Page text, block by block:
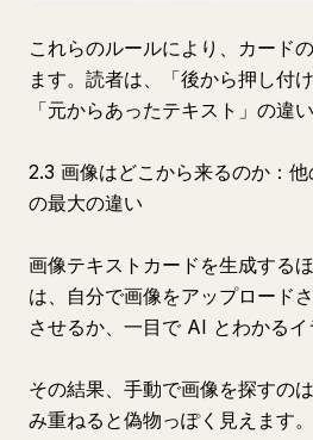
これらのルールにより、カード
ます。読者は、「後から押し付
「元からあったテキスト」の違
2.3 画像はどこから来るのか：
の最大の違い
画像テキストカードを生成する
は、自分で画像をアップロード
させるか、一目で AI とわかるイ
その結果、手動で画像を探すの
み重ねると偽物っぽく見えます。